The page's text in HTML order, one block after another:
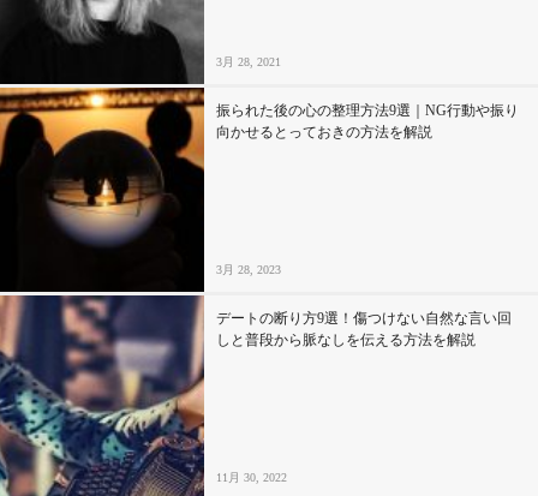
3月 28, 2021
振られた後の心の整理方法9選｜NG行動や振り
向かせるとっておきの方法を解説
3月 28, 2023
デートの断り方9選！傷つけない自然な言い回
しと普段から脈なしを伝える方法を解説
11月 30, 2022